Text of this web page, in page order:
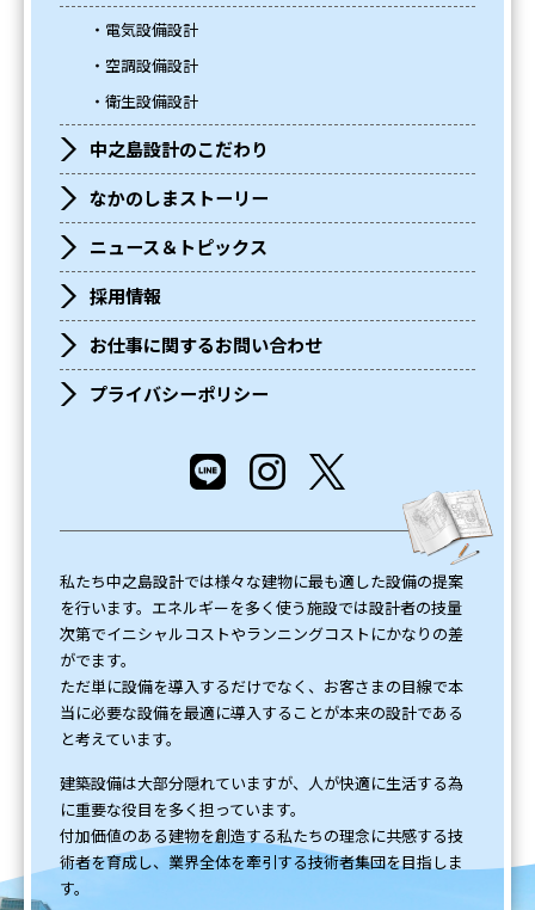
電気設備設計
空調設備設計
衛生設備設計
中之島設計のこだわり
なかのしまストーリー
ニュース＆トピックス
採用情報
お仕事に関するお問い合わせ
プライバシーポリシー
私たち中之島設計では様々な建物に最も適した設備の提案
を行います。エネルギーを多く使う施設では設計者の技量
次第でイニシャルコストやランニングコストにかなりの差
がでます。
ただ単に設備を導入するだけでなく、お客さまの目線で本
当に必要な設備を最適に導入することが本来の設計である
と考えています。
建築設備は大部分隠れていますが、人が快適に生活する為
に重要な役目を多く担っています。
付加価値のある建物を創造する私たちの理念に共感する技
術者を育成し、業界全体を牽引する技術者集団を目指しま
す。